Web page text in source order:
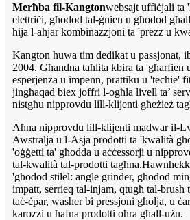
Merħba fil-Kangtonwebsajt uffiċjali ta
elettriċi, għodod tal-ġnien u għodod
hija l-aħjar kombinazzjoni ta 'prezz u
Kangton huwa tim dedikat u passjonat,
2004. Għandna taħlita kbira ta 'għarfien
esperjenza u impenn, prattiku u 'techie'
jingħaqad biex joffri l-ogħla livell ta’
nistgħu nipprovdu lill-klijenti għeżież
Aħna nipprovdu lill-klijenti madwar il-
Awstralja u l-Asja prodotti ta 'kwalità
'oġġetti ta' għodda u aċċessorji u
tal-kwalità tal-prodotti
'għodod stilel: angle grinder, għodod
impatt, serrieq tal-injam, qtugħ tal-brush
taċ-ċpar, washer bi pressjoni għolja, u
karozzi u ħafna prodotti oħra għall-użu.